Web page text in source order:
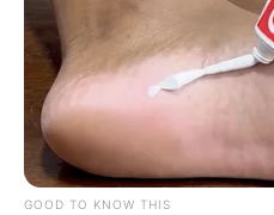
GOOD TO KNOW THIS